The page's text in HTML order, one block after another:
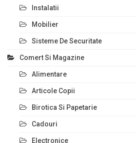
Instalatii
Mobilier
Sisteme De Securitate
Comert Si Magazine
Alimentare
Articole Copii
Birotica Si Papetarie
Cadouri
Electronice